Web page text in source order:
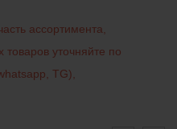
ассортимента,
уточняйте по
TG)